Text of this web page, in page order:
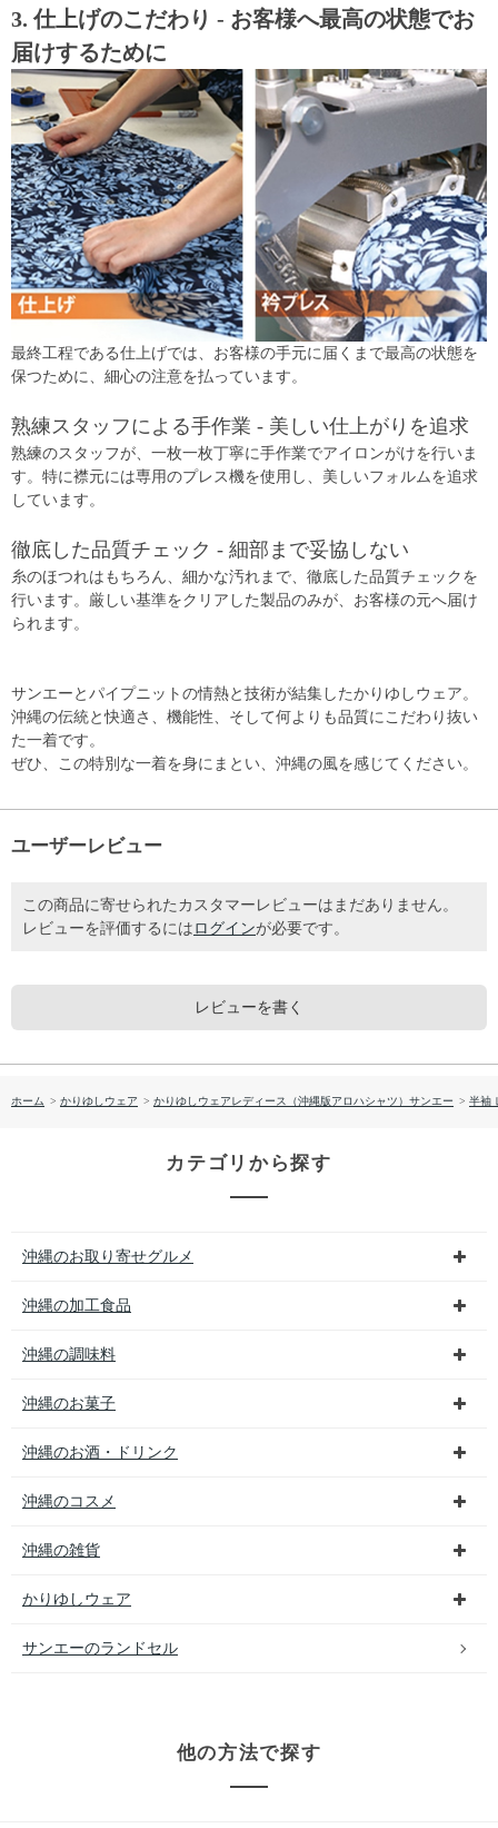
3. 仕上げのこだわり - お客様へ最高の状態でお
届けするために
最終工程である仕上げでは、お客様の手元に届くまで最高の状態を
保つために、細心の注意を払っています。
熟練スタッフによる手作業 - 美しい仕上がりを追求
熟練のスタッフが、一枚一枚丁寧に手作業でアイロンがけを行いま
す。特に襟元には専用のプレス機を使用し、美しいフォルムを追求
しています。
徹底した品質チェック - 細部まで妥協しない
糸のほつれはもちろん、細かな汚れまで、徹底した品質チェックを
行います。厳しい基準をクリアした製品のみが、お客様の元へ届け
られます。
サンエーとパイプニットの情熱と技術が結集したかりゆしウェア。
沖縄の伝統と快適さ、機能性、そして何よりも品質にこだわり抜い
た一着です。
ぜひ、この特別な一着を身にまとい、沖縄の風を感じてください。
ユーザーレビュー
この商品に寄せられたカスタマーレビューはまだありません。
レビューを評価するには ログインが必要です。
レビューを書く
ホーム > かりゆしウェア > かりゆしウェアレディース（沖縄版アロハシャツ）サンエー > 半袖
カテゴリから探す
沖縄のお取り寄せグルメ
沖縄の加工食品
沖縄の調味料
沖縄のお菓子
沖縄のお酒・ドリンク
沖縄のコスメ
沖縄の雑貨
かりゆしウェア
サンエーのランドセル
他の方法で探す